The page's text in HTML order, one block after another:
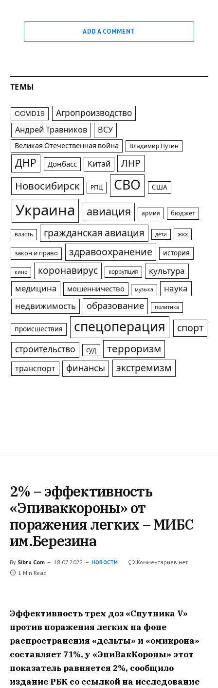
ADD A COMMENT
ТЕМЫ
COVID19 Агропроизводство
Андрей Травников ВСУ
Великая Отечественная война Владимир Путин
ДНР Донбасс Китай ЛНР
Новосибирск РПЦ СВО США
Украина авиация армия бюджет
власть гражданская авиация дети жкх
закон и право здравоохранение история
кино коронавирус коррупция
культура
медицина
мошенничество музыка
наука
недвижимость
образование политика
происшествия спецоперация спорт
строительство суд терроризм
транспорт финансы экстремизм
2% – эффективность
«Эпиваккороны» от
поражения легких – МИБС
им.Березина
By Sibru.Com 18.07.2022 НОВОСТИ
Комментариев нет
1 Min Read
Эффективность трех доз «Спутника V»
против поражения легких на фоне
распространения «дельты» и «омикрона»
составляет 71%, у «ЭпиВакКороны» этот
показатель равняется 2%, сообщило
издание РБК со ссылкой на исследование